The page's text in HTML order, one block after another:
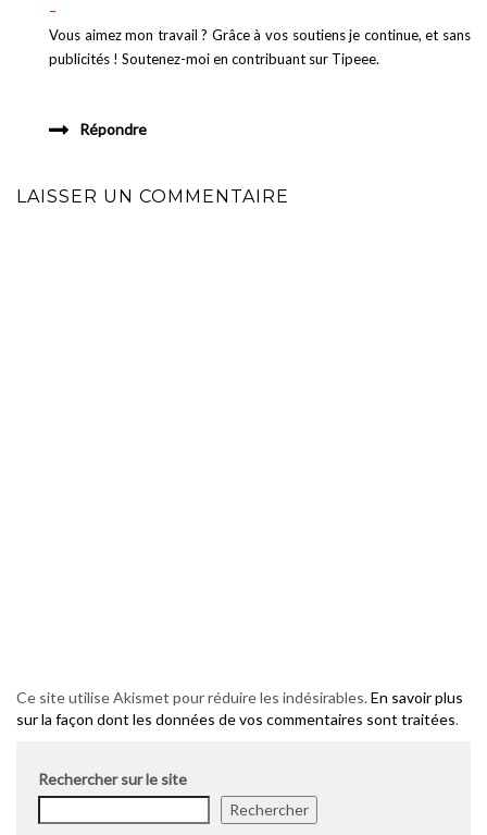
–
Vous aimez mon travail ? Grâce à vos soutiens je continue, et sans
publicités ! Soutenez-moi en contribuant sur Tipeee.
Répondre
LAISSER UN COMMENTAIRE
Ce site utilise Akismet pour réduire les indésirables.En savoir plus
sur la façon dont les données de vos commentaires sont traitées.
Rechercher sur le site
Rechercher